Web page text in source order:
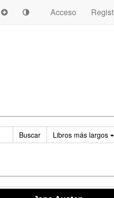
Acceso
Buscar Libros más largos